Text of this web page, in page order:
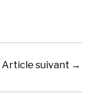
Article suivant →